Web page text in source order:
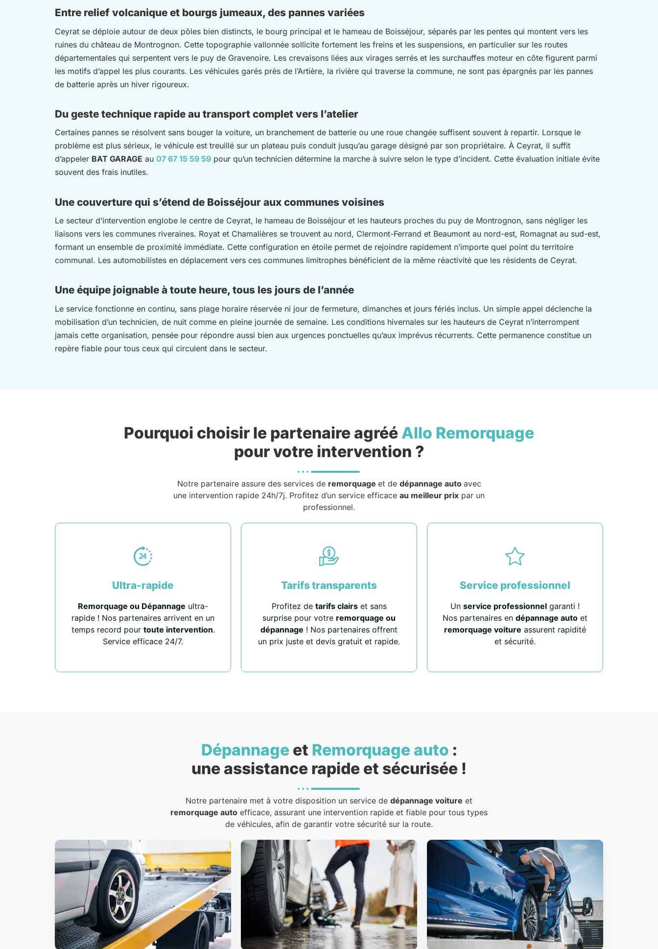
Entre relief volcanique et bourgs jumeaux, des pannes variées
Ceyrat se déploie autour de deux pôles bien distincts, le bourg principal et le hameau de Boisséjour, séparés par les pentes qui montent vers les
ruines du château de Montrognon. Cette topographie vallonnée sollicite fortement les freins et les suspensions, en particulier sur les routes
départementales qui serpentent vers le puy de Gravenoire. Les crevaisons liées aux virages serrés et les surchauffes moteur en côte figurent parmi
les motifs d’appel les plus courants. Les véhicules garés près de l’Artière, la rivière qui traverse la commune, ne sont pas épargnés par les pannes
de batterie après un hiver rigoureux.
Du geste technique rapide au transport complet vers l’atelier
Certaines pannes se résolvent sans bouger la voiture, un branchement de batterie ou une roue changée suffisent souvent à repartir. Lorsque le
problème est plus sérieux, le véhicule est treuillé sur un plateau puis conduit jusqu’au garage désigné par son propriétaire. À Ceyrat, il suffit
d’appeler BAT GARAGE au 07 67 15 59 59 pour qu’un technicien détermine la marche à suivre selon le type d’incident. Cette évaluation initiale évite
souvent des frais inutiles.
Une couverture qui s’étend de Boisséjour aux communes voisines
Le secteur d’intervention englobe le centre de Ceyrat, le hameau de Boisséjour et les hauteurs proches du puy de Montrognon, sans négliger les
liaisons vers les communes riveraines. Royat et Chamalières se trouvent au nord, Clermont-Ferrand et Beaumont au nord-est, Romagnat au sud-est,
formant un ensemble de proximité immédiate. Cette configuration en étoile permet de rejoindre rapidement n’importe quel point du territoire
communal. Les automobilistes en déplacement vers ces communes limitrophes bénéficient de la même réactivité que les résidents de Ceyrat.
Une équipe joignable à toute heure, tous les jours de l’année
Le service fonctionne en continu, sans plage horaire réservée ni jour de fermeture, dimanches et jours fériés inclus. Un simple appel déclenche la
mobilisation d’un technicien, de nuit comme en pleine journée de semaine. Les conditions hivernales sur les hauteurs de Ceyrat n’interrompent
jamais cette organisation, pensée pour répondre aussi bien aux urgences ponctuelles qu’aux imprévus récurrents. Cette permanence constitue un
repère fiable pour tous ceux qui circulent dans le secteur.
Pourquoi choisir le partenaire agréé Allo Remorquage
pour votre intervention ?
Notre partenaire assure des services de remorquage et de dépannage auto avec
une intervention rapide 24h/7j. Profitez d’un service efficace au meilleur prix par un
professionnel.
Ultra-rapide
Remorquage ou Dépannage ultra-
rapide ! Nos partenaires arrivent en un
temps record pour toute intervention.
Service efficace 24/7.
Tarifs transparents
Profitez de tarifs clairset sans
surprise pour votre remorquage ou
dépannage ! Nos partenaires offrent
un prix juste et devis gratuit et rapide.
Service professionnel
Un service professionnel garanti !
Nos partenaires en dépannage auto et
remorquage voiture assurent rapidité
et sécurité.
Dépannageet Remorquage auto :
une assistance rapide et sécurisée !
Notre partenaire met à votre disposition un service de dépannage voiture et
remorquage auto efficace, assurant une intervention rapide et fiable pour tous types
de véhicules, afin de garantir votre sécurité sur la route.